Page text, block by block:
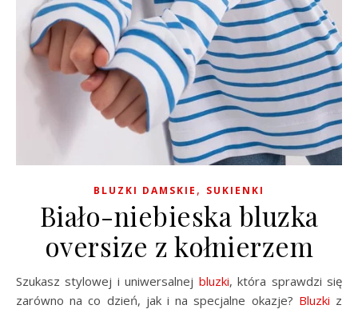
BLUZKI DAMSKIE , SUKIENKI
Biało-niebieska bluzka
oversize z kołnierzem
Szukasz stylowej i uniwersalnej bluzki, która sprawdzi się
zarówno na co dzień, jak i na specjalne okazje? Bluzki z